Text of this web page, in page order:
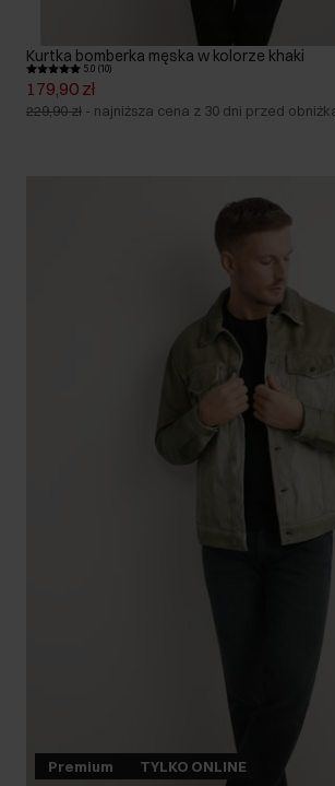
Kurtka bomberka męska w kolorze khaki
5.0 (10)
179,90 zł
229,90 zł - najniższa cena z 30 dni przed
Premium TYLKO ONLINE